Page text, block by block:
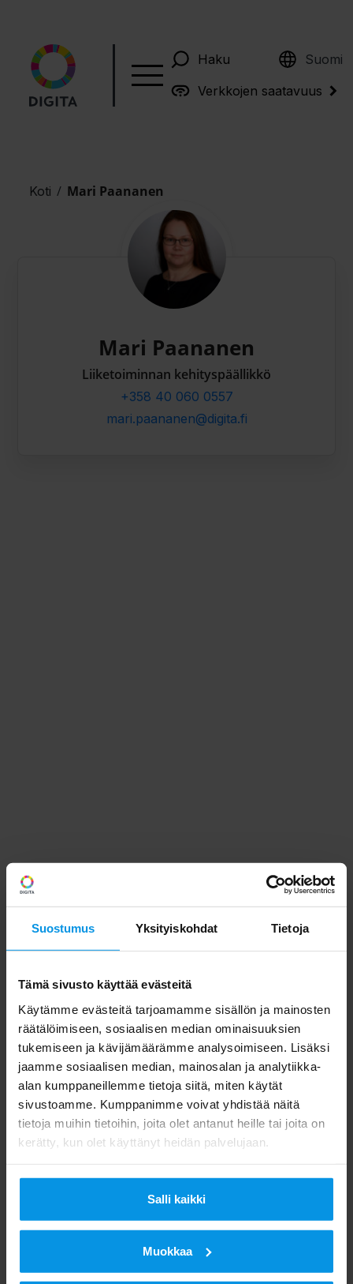
Suostumus Yksityiskohdat Tietoja
Tämä sivusto käyttää evästeitä
Käytämme evästeitä tarjoamamme sisällön ja mainosten
räätälöimiseen, sosiaalisen median ominaisuuksien
tukemiseen ja kävijämäärämme analysoimiseen. Lisäksi
jaamme sosiaalisen median, mainosalan ja analytiikka-
alan kumppaneillemme tietoja siitä, miten käytät
sivustoamme. Kumppanimme voivat yhdistää näitä
tietoja muihin tietoihin, joita olet antanut heille tai joita on
kerätty, kun olet käyttänyt heidän palvelujaan.
Salli kaikki
Muokkaa
Haku Suomi
English
Verkkojen saatavuus
Koti / Mari Paananen
Mari Paananen
Liiketoiminnan kehityspäällikkö
+358 40 060 0557
mari.paananen@digita.fi